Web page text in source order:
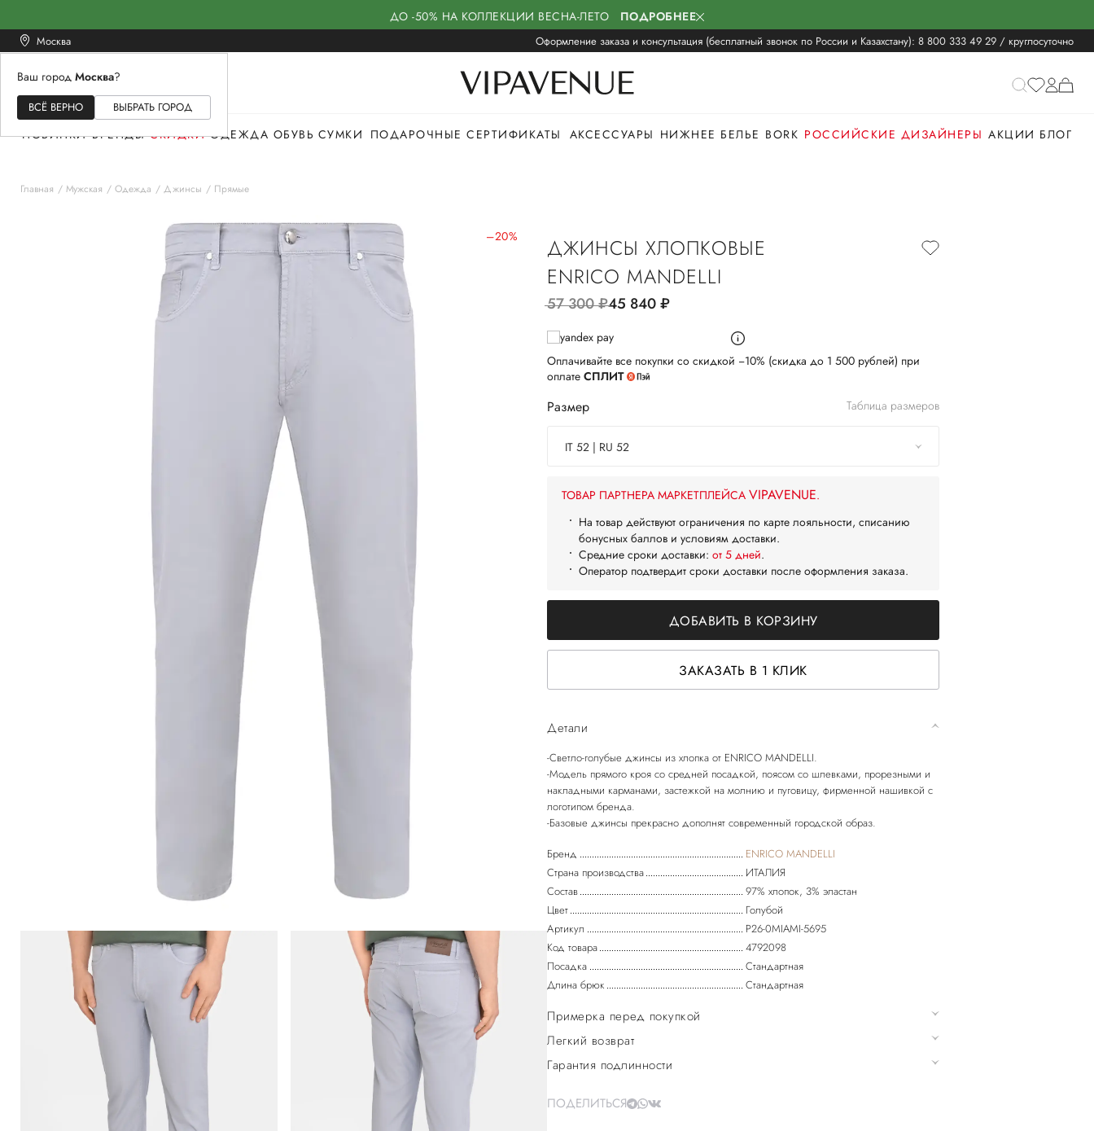
ДО -50% НА КОЛЛЕКЦИИ ВЕСНА-ЛЕТО ПОДРОБНЕЕ
Москва Оформление заказа и консультация (бесплатный звонок по России и Казахстану): 8 800 333 49 29 / круглосуточно
Ваш город Москва?
ВСЁ ВЕРНО ВЫБРАТЬ ГОРОД
ЖЕНСКОЕМУЖСКОЕ
НОВИНКИ БРЕНДЫ СКИДКИ ОДЕЖДА ОБУВЬ СУМКИ ПОДАРОЧНЫЕ СЕРТИФИКАТЫ АКСЕССУАРЫ НИЖНЕЕ БЕЛЬЕ BORK РОССИЙСКИЕ ДИЗАЙНЕРЫ АКЦИИ БЛОГ
Главная Мужская Одежда Джинсы Прямые
–20%
ДЖИНСЫ ХЛОПКОВЫЕ
ENRICO MANDELLI
57 300руб.45 840руб.
Оплачивайте все покупки со скидкой −10% (скидка до 1 500 рублей) при
оплате СПЛИТ
Размер Таблица размеров
IT 52 | RU 52
ТОВАР ПАРТНЕРА МАРКЕТПЛЕЙСА VIPAVENUE.
На товар действуют ограничения по карте лояльности, списанию
бонусных баллов и условиям доставки.
Средние сроки доставки: от 5 дней.
Оператор подтвердит сроки доставки после оформления заказа.
ДОБАВИТЬ В КОРЗИНУ
ЗАКАЗАТЬ В 1 КЛИК
Детали
-Светло-голубые джинсы из хлопка от ENRICO MANDELLI.
-Модель прямого кроя со средней посадкой, поясом со шлевками, прорезными и
накладными карманами, застежкой на молнию и пуговицу, фирменной нашивкой с
логотипом бренда.
Бренд
ENRICO MANDELLI
Страна производства
ИТАЛИЯ
Состав
97% хлопок, 3% эластан
Цвет
Голубой
Артикул
P26-0MIAMI-5695
Код товара
4792098
Посадка
Стандартная
Длина брюк
Стандартная
Примерка перед покупкой
Легкий возврат
Гарантия подлинности
ПОДЕЛИТЬСЯ